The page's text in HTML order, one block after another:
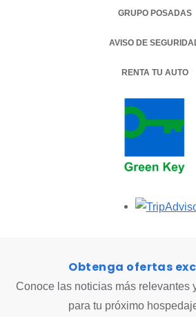
GRUPO POSADAS
AVISO DE
RENTA TU AUTO
OPENS IN A NEW
Obtenga ofertas
Conoce las noticias más relevantes
para tu próximo